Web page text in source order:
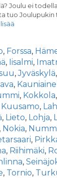
Joulu ei
tuo Joulupukin
, Forssa,
, Iisalmi,
,Jyväskylä,
,
, Kokkola,
Kuusamo,
, Lieto, Lohja,
, Nokia,
,
, Riihimäki,
,
, Tornio,